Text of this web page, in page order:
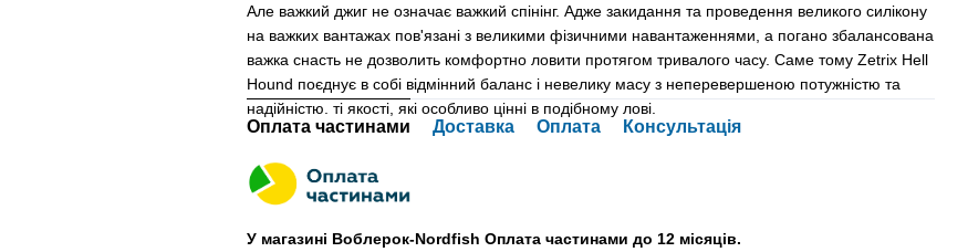
Але важкий джиг не означає важкий спінінг. Адже закидання та проведення великого силікону
на важких вантажах пов'язані з великими фізичними навантаженнями, а погано збалансована
важка снасть не дозволить комфортно ловити протягом тривалого часу. Саме тому Zetrix Hell
Hound поєднує в собі відмінний баланс і невелику масу з неперевершеною потужністю та
надійністю. ті якості, які особливо цінні в подібному лові.
Оплата частинами Доставка Оплата Консультація
У магазині Воблерок-Nordfish Оплата частинами до 12 місяців.